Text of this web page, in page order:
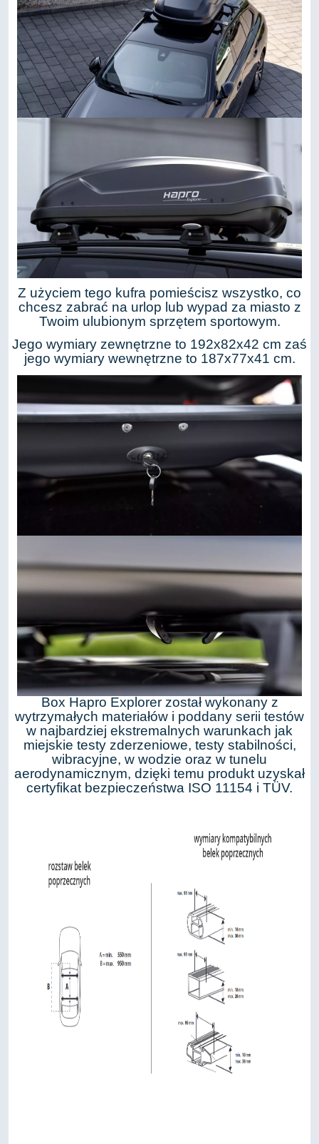
Z użyciem tego kufra pomieścisz wszystko, co
chcesz zabrać na urlop lub wypad za miasto z
Twoim ulubionym sprzętem sportowym.
Jego wymiary zewnętrzne to 192x82x42 cm zaś
jego wymiary wewnętrzne to 187x77x41 cm.
Box Hapro Explorer został wykonany z
wytrzymałych materiałów i poddany serii testów
w najbardziej ekstremalnych warunkach jak
miejskie testy zderzeniowe, testy stabilności,
wibracyjne, w wodzie oraz w tunelu
aerodynamicznym, dzięki temu produkt uzyskał
certyfikat bezpieczeństwa ISO 11154 i TÜV.